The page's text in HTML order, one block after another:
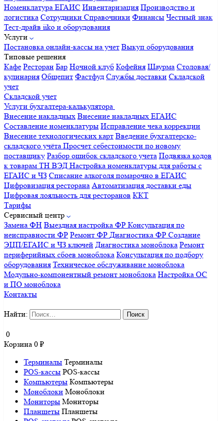
Номенклатура ЕГАИС Инвентаризация Производство и
логистика Сотрудники Справочники Финансы Честный знак
Тест-драйв iiko и оборудования
Услуги
Постановка онлайн-кассы на учет Выкуп оборудования
Типовые решения
Кафе Ресторан Бар Ночной клуб Кофейня Шаурма Столовая/
кулинария Общепит Фастфуд Службы доставки Складской
учет
Складской учет
Услуги бухгалтера-калькулятора
Внесение накладных Внесение накладных ЕГАИС
Составление номенклатуры Исправление чека коррекции
Внесение технологических карт Введение бухгалтерско-
складского учёта Просчет себестоимости по новому
поставщику Разбор ошибок складского учета Подвязка кодов
к товарам ТН ВЭД Настройка номенклатуры для работы с
ЕГАИС и ЧЗ Списание алкоголя помарочно в ЕГАИС
Цифровизация ресторана Автоматизация доставки еды
Цифровая лояльность для ресторанов ККТ
Тарифы
Сервисный центр
Замена ФН Выездная настройка ФР Консультация по
неисправности ФР Ремонт ФР Диагностика ФР Создание
ЭЦП/ЕГАИС и ЧЗ ключей Диагностика моноблока Ремонт
периферийных сбоев моноблока Консультация по подбору
оборудования Техническое обслуживание моноблока
Модульно-компонентный ремонт моноблока Настройка ОС
и ПО моноблока
Контакты
Найти:
0
Корзина 0 ₽
Терминалы Терминалы
POS-кассы POS-кассы
Компьютеры Компьютеры
Моноблоки Моноблоки
Мониторы Мониторы
Планшеты Планшеты